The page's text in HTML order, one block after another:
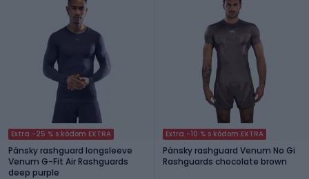
Extra -25 % s kódom EXTRA
Pánsky rashguard longsleeve
Venum G-Fit Air Rashguards
deep purple
Extra -10 % s kódom EXTRA
Pánsky rashguard Venum No Gi
Rashguards chocolate brown